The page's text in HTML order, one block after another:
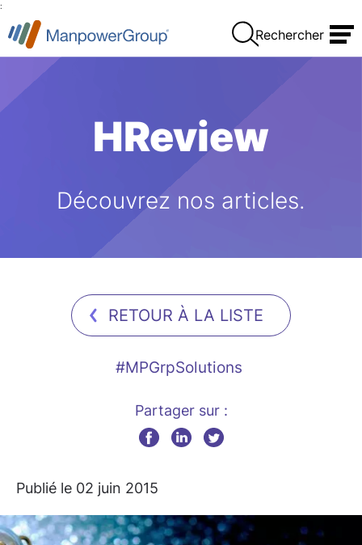
:
Rechercher
HReview
Découvrez nos articles.
RETOUR À LA LISTE
#MPGrpSolutions
Partager sur :
Publié le 02 juin 2015